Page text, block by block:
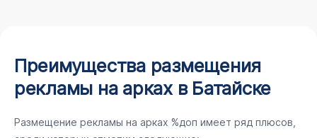
Преимущества размещения
рекламы на арках в Батайске
Размещение рекламы на арках %доп имеет ряд плюсов,